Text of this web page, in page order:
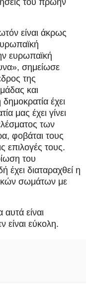
του πρώην
είναι άκρως
ευρωπαϊκή
σημείωσε
της
και
έχει
μας έχει γίνει
των
φοβάται τους
επιλογές τους.
του
έχει διαταραχθεί η
σωμάτων με
είναι
είναι εύκολη.